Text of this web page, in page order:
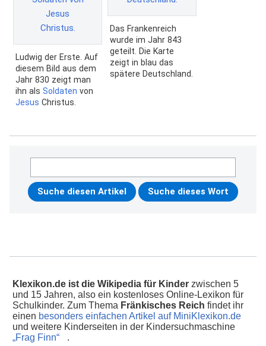
Ludwig der Erste. Auf
diesem Bild aus dem
Jahr 830 zeigt man
ihn als Soldaten von
Jesus Christus.
Das Frankenreich
wurde im Jahr 843
geteilt. Die Karte
zeigt in blau das
spätere Deutschland.
Klexikon.de ist die Wikipedia für Kinder zwischen 5
und 15 Jahren, also ein kostenloses Online-Lexikon für
Schulkinder. Zum Thema Fränkisches Reich findet ihr
einen besonders einfachen Artikel auf MiniKlexikon.de
und weitere Kinderseiten in der Kindersuchmaschine
„Frag Finn“
.